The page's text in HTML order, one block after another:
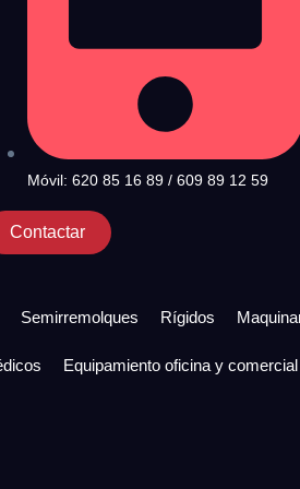
Móvil: 620 85 16 89 / 609 89 12 59
Contactar
Semirremolques Rígidos
Equipamiento oficina y comercial